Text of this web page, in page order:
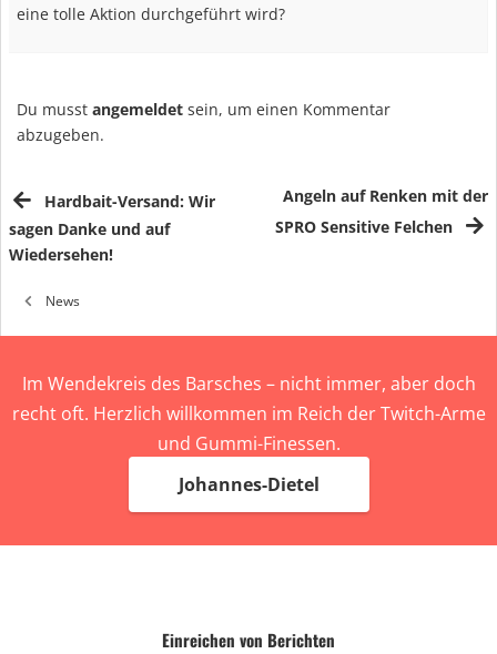
eine tolle Aktion durchgeführt wird?
Du musst angemeldet sein, um einen Kommentar
abzugeben.
Hardbait-Versand: Wir
sagen Danke und auf
Wiedersehen!
Angeln auf Renken mit der
SPRO Sensitive Felchen
News
Im Wendekreis des Barsches – nicht immer, aber doch
recht oft. Herzlich willkommen im Reich der Twitch-Arme
und Gummi-Finessen.
Johannes-Dietel
Einreichen von Berichten